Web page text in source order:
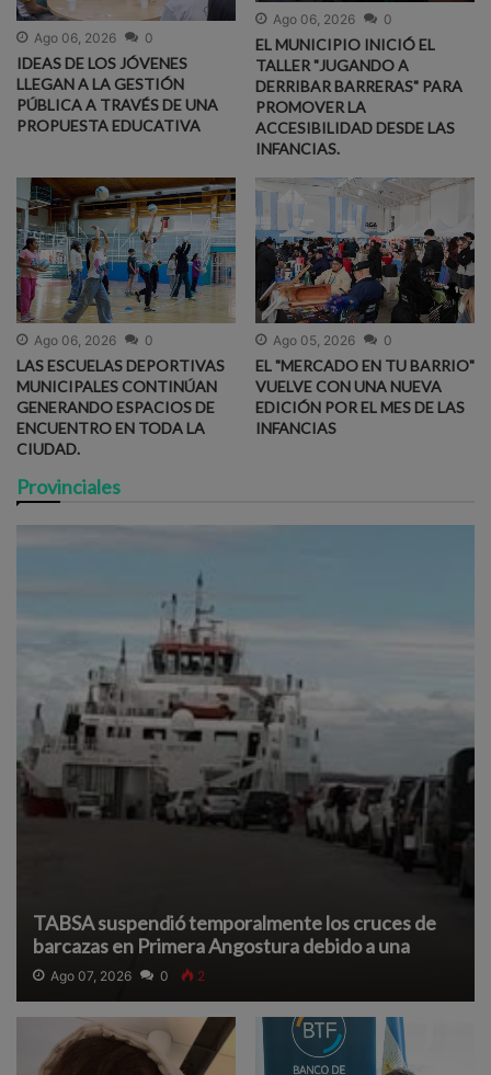
Ago 06, 2026 0
IDEAS DE LOS JÓVENES
LLEGAN A LA GESTIÓN
PÚBLICA A TRAVÉS DE UNA
PROPUESTA EDUCATIVA
Ago 06, 2026 0
EL MUNICIPIO INICIÓ EL
TALLER "JUGANDO A
DERRIBAR BARRERAS" PARA
PROMOVER LA
ACCESIBILIDAD DESDE LAS
INFANCIAS.
Ago 06, 2026 0
LAS ESCUELAS DEPORTIVAS
MUNICIPALES CONTINÚAN
GENERANDO ESPACIOS DE
ENCUENTRO EN TODA LA
CIUDAD.
Ago 05, 2026 0
EL "MERCADO EN TU BARRIO"
VUELVE CON UNA NUEVA
EDICIÓN POR EL MES DE LAS
INFANCIAS
Provinciales
TABSA suspendió temporalmente los cruces de
barcazas en Primera Angostura debido a una
densa neblina que reduce la visibilidad y afecta la
navegación segura.
Ago 07, 2026 0 2